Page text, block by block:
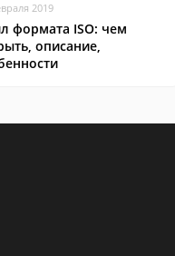
2019
формата ISO: чем
описание,